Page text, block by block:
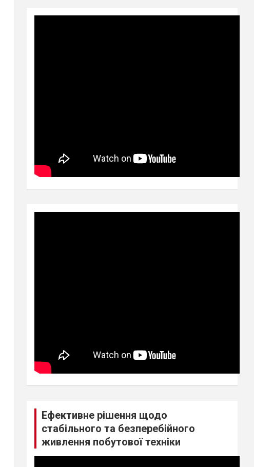
Ефективне рішення щодо
стабільного та безперебійного
живлення побутової техніки